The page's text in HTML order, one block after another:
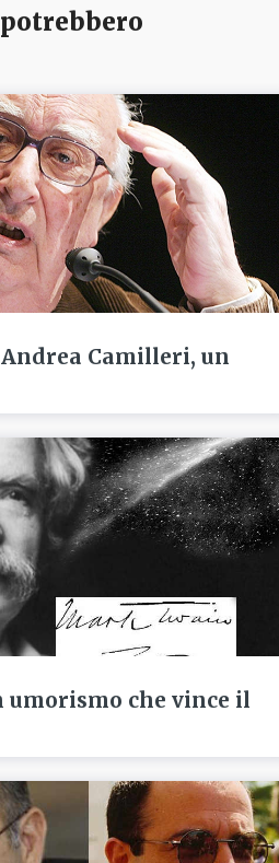
Camilleri, un
che vince il